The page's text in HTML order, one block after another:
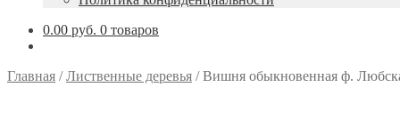
0.00 руб. 0 товаров
Главная /Лиственные деревья /Вишня обыкновенная ф.